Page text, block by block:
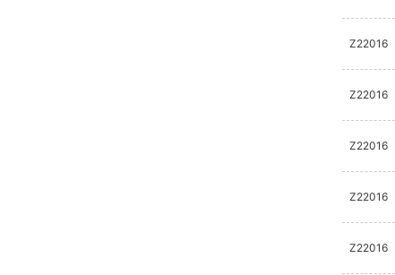
Z22016
Z22016
Z22016
Z22016
Z22016